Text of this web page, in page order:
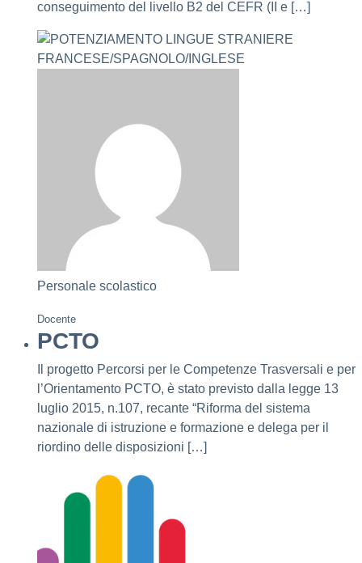
conseguimento del livello B2 del CEFR (II e […]
Personale scolastico
Docente
PCTO
Il progetto Percorsi per le Competenze Trasversali e per
l’Orientamento PCTO, è stato previsto dalla legge 13
luglio 2015, n.107, recante “Riforma del sistema
nazionale di istruzione e formazione e delega per il
riordino delle disposizioni […]